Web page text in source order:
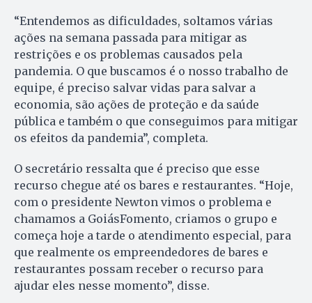
“Entendemos as dificuldades, soltamos várias
ações na semana passada para mitigar as
restrições e os problemas causados pela
pandemia. O que buscamos é o nosso trabalho de
equipe, é preciso salvar vidas para salvar a
economia, são ações de proteção e da saúde
pública e também o que conseguimos para mitigar
os efeitos da pandemia”, completa.
O secretário ressalta que é preciso que esse
recurso chegue até os bares e restaurantes. “Hoje,
com o presidente Newton vimos o problema e
chamamos a GoiásFomento, criamos o grupo e
começa hoje a tarde o atendimento especial, para
que realmente os empreendedores de bares e
restaurantes possam receber o recurso para
ajudar eles nesse momento”, disse.